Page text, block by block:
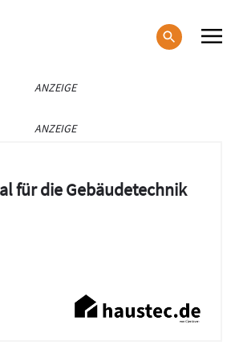
ANZEIGE
ANZEIGE
für die Gebäudetechnik